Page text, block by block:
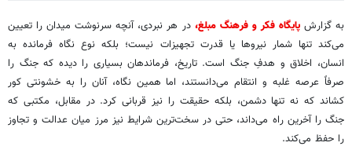
به گزارشپایگاه فکر و فرهنگ مبلغ، در هر نبردی، آنچه سرنوشت میدان را تعیین
می‌کند تنها شمار نیروها یا قدرت تجهیزات نیست؛ بلکه نوع نگاه فرمانده به
انسان، اخلاق و هدفِ جنگ است. تاریخ، فرماندهان بسیاری را دیده که جنگ را
صرفاً عرصه غلبه و انتقام می‌دانستند، اما همین نگاه، آنان را به خشونتی کور
کشاند که نه تنها دشمن، بلکه حقیقت را نیز قربانی کرد. در مقابل، مکتبی که
جنگ را آخرین راه می‌داند، حتی در سخت‌ترین شرایط نیز مرز میان عدالت و تجاوز
را حفظ می‌کند.